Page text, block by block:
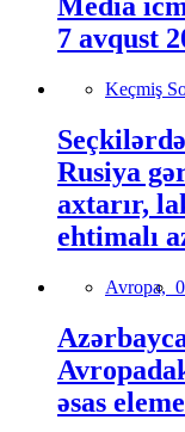
7 avqust
Keçmiş
Rusiya
axtarır,
ehtimalı
Avropa,
əsas